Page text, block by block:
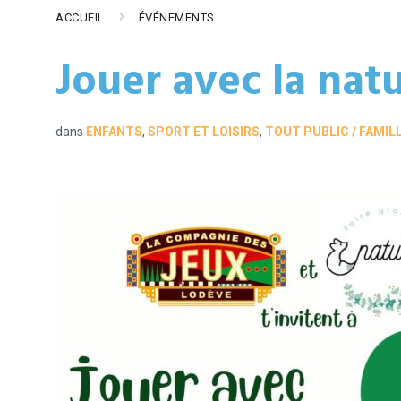
ACCUEIL ÉVÉNEMENTS
Jouer avec la
dans ENFANTS, SPORT ET LOISIRS, TOUT PUBLIC /